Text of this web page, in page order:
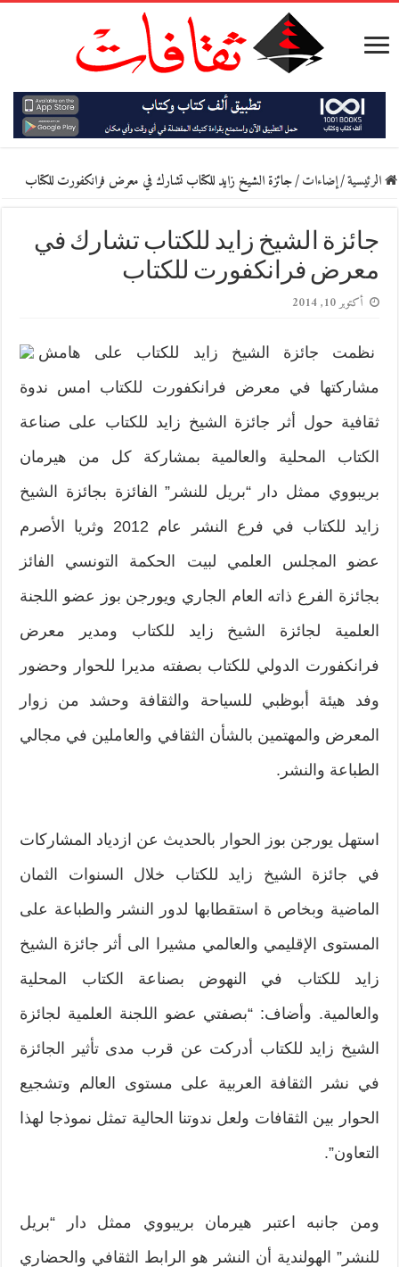
الرئيسية/إضاءات/جائزة الشيخ زايد للكتاب تشارك في معرض فرانكفورت للكتاب
جائزة الشيخ زايد للكتاب تشارك في
معرض فرانكفورت للكتاب
أكتوبر 10, 2014
نظمت جائزة الشيخ زايد للكتاب على هامش
مشاركتها في معرض فرانكفورت للكتاب امس ندوة
ثقافية حول أثر جائزة الشيخ زايد للكتاب على صناعة
الكتاب المحلية والعالمية بمشاركة كل من هيرمان
بريبووي ممثل دار “بريل للنشر” الفائزة بجائزة الشيخ
زايد للكتاب في فرع النشر عام 2012 وثريا الأصرم
عضو المجلس العلمي لبيت الحكمة التونسي الفائز
بجائزة الفرع ذاته العام الجاري ويورجن بوز عضو اللجنة
العلمية لجائزة الشيخ زايد للكتاب ومدير معرض
فرانكفورت الدولي للكتاب بصفته مديرا للحوار وحضور
وفد هيئة أبوظبي للسياحة والثقافة وحشد من زوار
المعرض والمهتمين بالشأن الثقافي والعاملين في مجالي
الطباعة والنشر.
استهل يورجن بوز الحوار بالحديث عن ازدياد المشاركات
في جائزة الشيخ زايد للكتاب خلال السنوات الثمان
الماضية وبخاص ة استقطابها لدور النشر والطباعة على
المستوى الإقليمي والعالمي مشيرا الى أثر جائزة الشيخ
زايد للكتاب في النهوض بصناعة الكتاب المحلية
والعالمية. وأضاف: “بصفتي عضو اللجنة العلمية لجائزة
الشيخ زايد للكتاب أدركت عن قرب مدى تأثير الجائزة
في نشر الثقافة العربية على مستوى العالم وتشجيع
الحوار بين الثقافات ولعل ندوتنا الحالية تمثل نموذجا لهذا
التعاون”.
ومن جانبه اعتبر هيرمان بريبووي ممثل دار “بريل
للنشر” الهولندية أن النشر هو الرابط الثقافي والحضاري